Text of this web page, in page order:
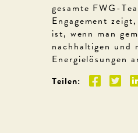
gesamte FWG-
Engagement
ist, wenn man
nachhaltigen und
Energielösungen
Teilen: